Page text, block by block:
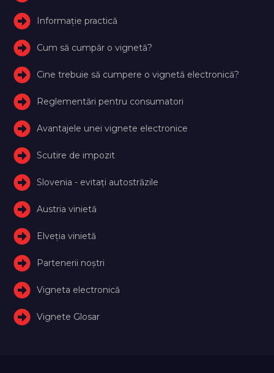
Informație practică
Cum să cumpăr o vignetă?
Cine trebuie să cumpere o vignetă electronică?
Reglementări pentru consumatori
Avantajele unei vignete electronice
Scutire de impozit
Slovenia - evitați autostrăzile
Austria vinietă
Elveţia vinietă
Partenerii noștri
Vigneta electronică
Vignete Glosar